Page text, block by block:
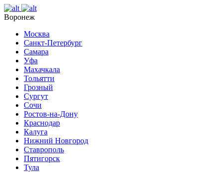
Воронеж
Москва
Санкт-Петербург
Самара
Уфа
Махачкала
Тольятти
Грозный
Сургут
Сочи
Ростов-на-Дону
Краснодар
Калуга
Нижний Новгород
Ставрополь
Пятигорск
Тула